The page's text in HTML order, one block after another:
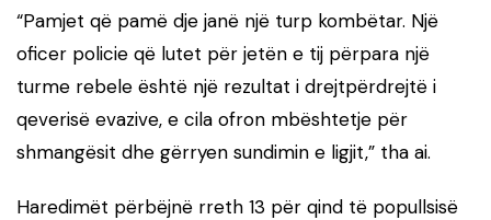
“Pamjet që pamë dje janë një turp kombëtar. Një
oficer policie që lutet për jetën e tij përpara një
turme rebele është një rezultat i drejtpërdrejtë i
qeverisë evazive, e cila ofron mbështetje për
shmangësit dhe gërryen sundimin e ligjit,” tha ai.
Haredimët përbëjnë rreth 13 për qind të popullsisë